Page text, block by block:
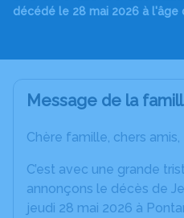
décédé le 28 mai 2026 à l'âge
Message de la
Chère famille, chers amis,
C’est avec une grande
annonçons le décès de
jeudi 28 mai 2026 à